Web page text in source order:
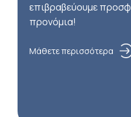
επιβραβεύουμε
προνόμια!
Μάθετε περισσότερα